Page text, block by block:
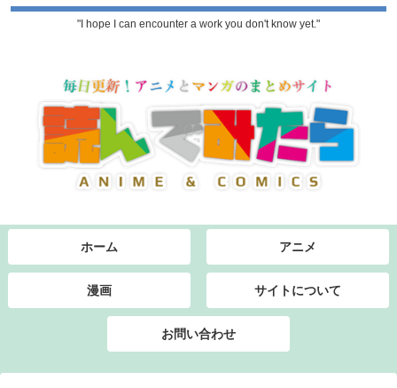
"I hope I can encounter a work you don't know yet."
ホーム アニメ
漫画 サイトについて
お問い合わせ